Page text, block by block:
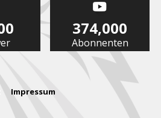
374,000
Abonnenten
Impressum